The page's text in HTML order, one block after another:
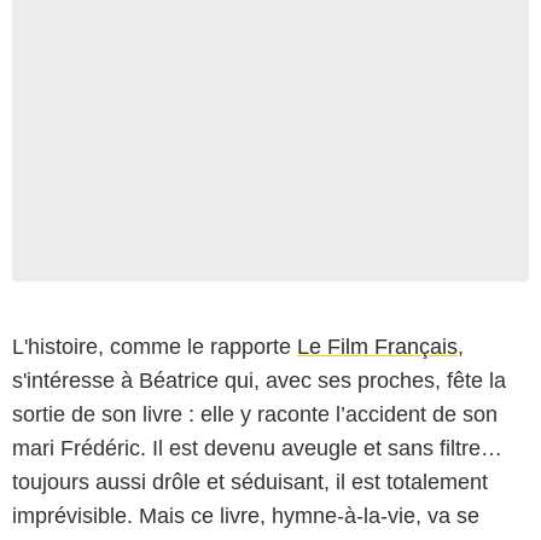
L'histoire, comme le rapporte Le Film Français,
s'intéresse à Béatrice qui, avec ses proches, fête la
sortie de son livre : elle y raconte l’accident de son
mari Frédéric. Il est devenu aveugle et sans filtre…
toujours aussi drôle et séduisant, il est totalement
imprévisible. Mais ce livre, hymne-à-la-vie, va se